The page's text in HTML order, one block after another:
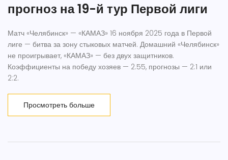
прогноз на 19-й тур Первой лиги
Матч «Челябинск» — «КАМАЗ» 16 ноября 2025 года в Первой
лиге — битва за зону стыковых матчей. Домашний «Челябинск»
не проигрывает, «КАМАЗ» — без двух защитников.
Коэффициенты на победу хозяев — 2.55, прогнозы — 2:1 или
2:2.
Просмотреть больше